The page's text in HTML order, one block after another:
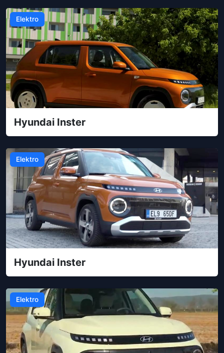
Elektro
Hyundai Inster
Elektro
Hyundai Inster
Elektro